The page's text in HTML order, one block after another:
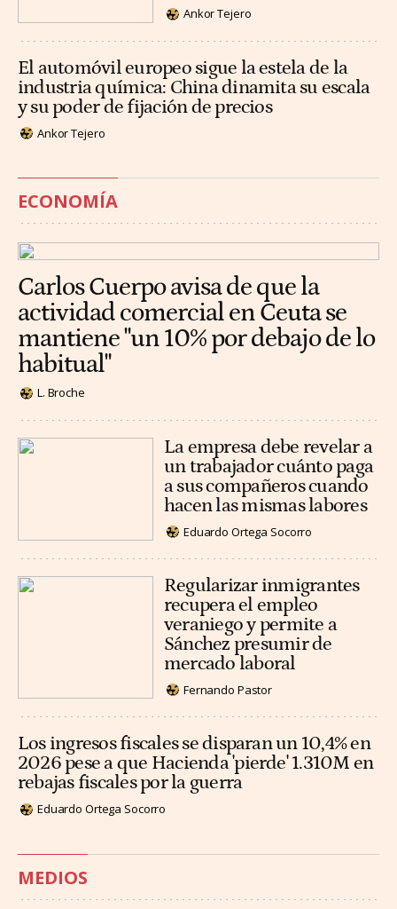
Ankor Tejero
El automóvil europeo sigue la estela de la
industria química: China dinamita su escala
y su poder de fijación de precios
Ankor Tejero
ECONOMÍA
Carlos Cuerpo avisa de que la
actividad comercial en Ceuta se
mantiene "un 10% por debajo de lo
habitual"
L. Broche
La empresa debe revelar a
un trabajador cuánto paga
a sus compañeros cuando
hacen las mismas labores
Eduardo Ortega Socorro
Regularizar inmigrantes
recupera el empleo
veraniego y permite a
Sánchez presumir de
mercado laboral
Fernando Pastor
Los ingresos fiscales se disparan un 10,4% en
2026 pese a que Hacienda 'pierde' 1.310M en
rebajas fiscales por la guerra
Eduardo Ortega Socorro
MEDIOS